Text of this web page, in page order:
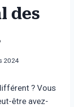
des
2024
? Vous
être avez-